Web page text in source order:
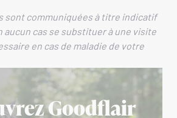
sont communiquées à titre indicatif
aucun cas se substituer à une visite
en cas de maladie de votre
Goodflair